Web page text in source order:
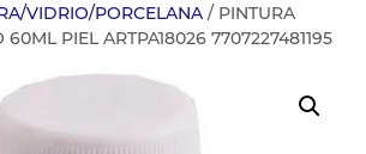
VIDRIO/PORCELANA / PINTURA
60ML PIEL ARTPA18026 7707227481195